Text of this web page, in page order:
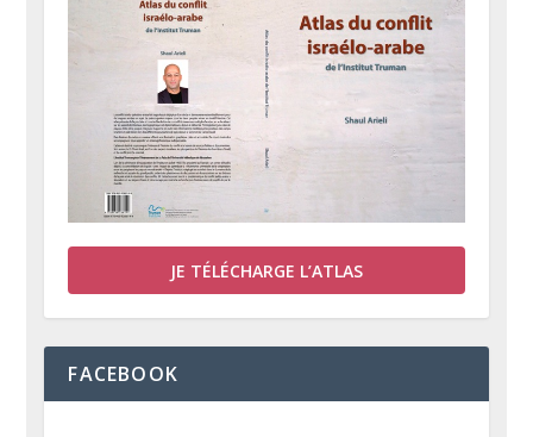
JE TÉLÉCHARGE L’ATLAS
FACEBOOK